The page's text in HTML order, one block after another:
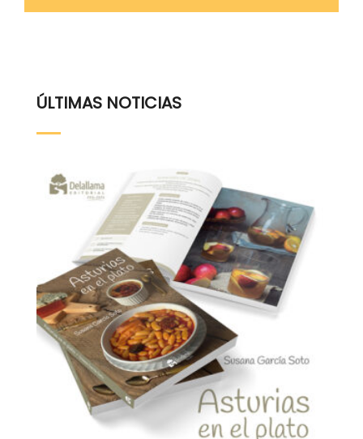
ÚLTIMAS NOTICIAS